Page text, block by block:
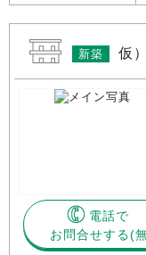
新築 仮
電話で
お問合せする